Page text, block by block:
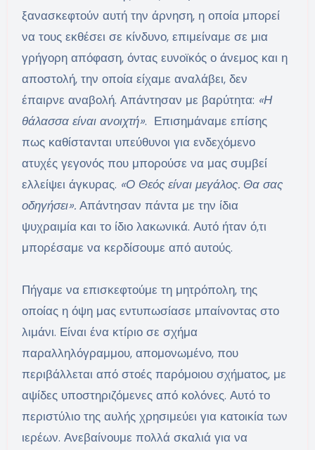
ξανασκεφτούν αυτή την άρνηση, η οποία μπορεί
να τους εκθέσει σε κίνδυνο, επιμείναμε σε μια
γρήγορη απόφαση, όντας ευνοϊκός ο άνεμος και η
αποστολή, την οποία είχαμε αναλάβει, δεν
έπαιρνε αναβολή. Απάντησαν με βαρύτητα: «Η
θάλασσα είναι ανοιχτή». Επισημάναμε επίσης
πως καθίστανται υπεύθυνοι για ενδεχόμενο
ατυχές γεγονός που μπορούσε να μας συμβεί
ελλείψει άγκυρας. «Ο Θεός είναι μεγάλος. Θα σας
οδηγήσει». Απάντησαν πάντα με την ίδια
ψυχραιμία και το ίδιο λακωνικά. Αυτό ήταν ό,τι
μπορέσαμε να κερδίσουμε από αυτούς.
Πήγαμε να επισκεφτούμε τη μητρόπολη, της
οποίας η όψη μας εντυπωσίασε μπαίνοντας στο
λιμάνι. Είναι ένα κτίριο σε σχήμα
παραλληλόγραμμου, απομονωμένο, που
περιβάλλεται από στοές παρόμοιου σχήματος, με
αψίδες υποστηριζόμενες από κολόνες. Αυτό το
περιστύλιο της αυλής χρησιμεύει για κατοικία των
ιερέων. Ανεβαίνουμε πολλά σκαλιά για να